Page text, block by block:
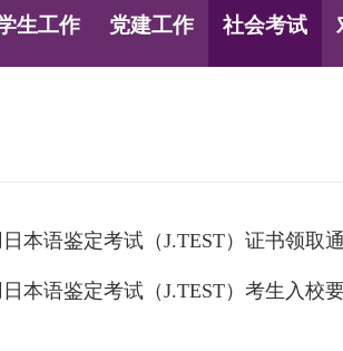
生工作 党建工作 社会考试
本语鉴定考试（J.TEST）证书领取
本语鉴定考试（J.TEST）考生入校